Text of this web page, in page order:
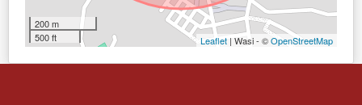
200 m
500 ft
Leaflet | Wasi - ©OpenStreetMap